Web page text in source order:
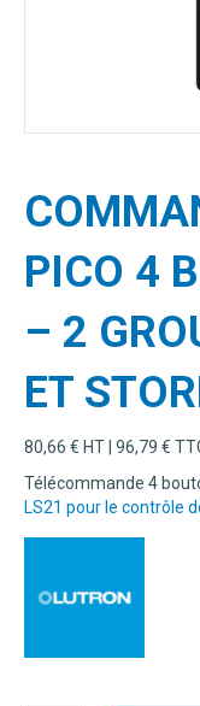
PICO 4
– 2
ET
80,66 € HT | 96,79 €
Télécommande 4
LS21 pour le contrôle